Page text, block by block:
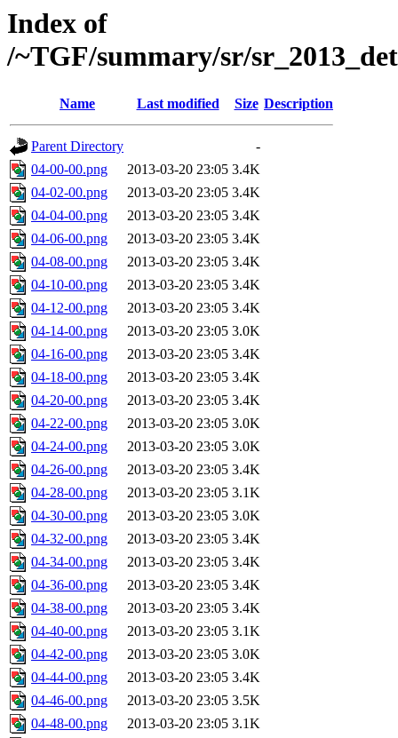
Index of
/~TGF/summary/sr/
Name Last modified Size Description
Parent Directory
-
04-00-00.png
2013-03-20 23:05 3.4K
04-02-00.png
2013-03-20 23:05 3.4K
04-04-00.png
2013-03-20 23:05 3.4K
04-06-00.png
2013-03-20 23:05 3.4K
04-08-00.png
2013-03-20 23:05 3.4K
04-10-00.png
2013-03-20 23:05 3.4K
04-12-00.png
2013-03-20 23:05 3.4K
04-14-00.png
2013-03-20 23:05 3.0K
04-16-00.png
2013-03-20 23:05 3.4K
04-18-00.png
2013-03-20 23:05 3.4K
04-20-00.png
2013-03-20 23:05 3.4K
04-22-00.png
2013-03-20 23:05 3.0K
04-24-00.png
2013-03-20 23:05 3.0K
04-26-00.png
2013-03-20 23:05 3.4K
04-28-00.png
2013-03-20 23:05 3.1K
04-30-00.png
2013-03-20 23:05 3.0K
04-32-00.png
2013-03-20 23:05 3.4K
04-34-00.png
2013-03-20 23:05 3.4K
04-36-00.png
2013-03-20 23:05 3.4K
04-38-00.png
2013-03-20 23:05 3.4K
04-40-00.png
2013-03-20 23:05 3.1K
04-42-00.png
2013-03-20 23:05 3.0K
04-44-00.png
2013-03-20 23:05 3.4K
04-46-00.png
2013-03-20 23:05 3.5K
04-48-00.png
2013-03-20 23:05 3.1K